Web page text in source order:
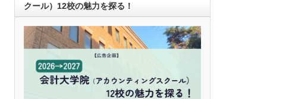
クール）12校の魅力を探る！